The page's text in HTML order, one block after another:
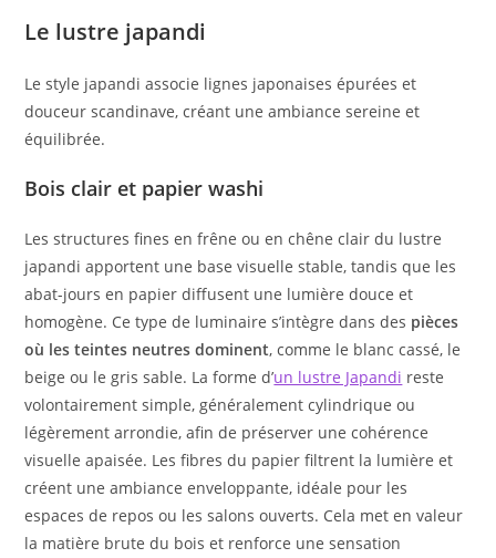
Le lustre japandi
Le style japandi associe lignes japonaises épurées et
douceur scandinave, créant une ambiance sereine et
équilibrée.
Bois clair et papier washi
Les structures fines en frêne ou en chêne clair du lustre
japandi apportent une base visuelle stable, tandis que les
abat-jours en papier diffusent une lumière douce et
homogène. Ce type de luminaire s’intègre dans des pièces
où les teintes neutres dominent, comme le blanc cassé, le
beige ou le gris sable. La forme d’un lustre Japandi reste
volontairement simple, généralement cylindrique ou
légèrement arrondie, afin de préserver une cohérence
visuelle apaisée. Les fibres du papier filtrent la lumière et
créent une ambiance enveloppante, idéale pour les
espaces de repos ou les salons ouverts. Cela met en valeur
la matière brute du bois et renforce une sensation